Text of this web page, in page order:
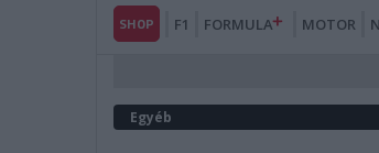
SHOP F1 FORMULA MOTOR
Egyéb